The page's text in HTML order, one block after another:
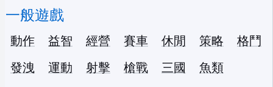
一般遊戲
動作 益智 經營 賽車 休閒 策略
格鬥
發洩
運動 射擊 槍戰 三國
魚類